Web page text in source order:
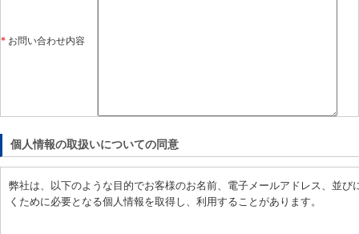
* お問い合わせ内容
個人情報の取扱いについての同意
弊社は、以下のような目的でお客様のお名前、電子メールアドレス、並び
くために必要となる個人情報を取得し、利用することがあります。